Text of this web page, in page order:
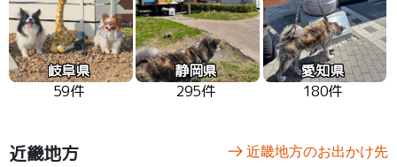
岐阜県
59件
静岡県
295件
愛知県
180件
近畿地方 近畿地方のお出かけ先